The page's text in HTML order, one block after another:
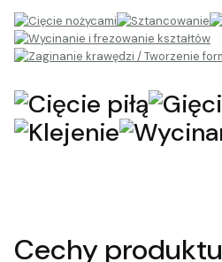
Cechy produktu